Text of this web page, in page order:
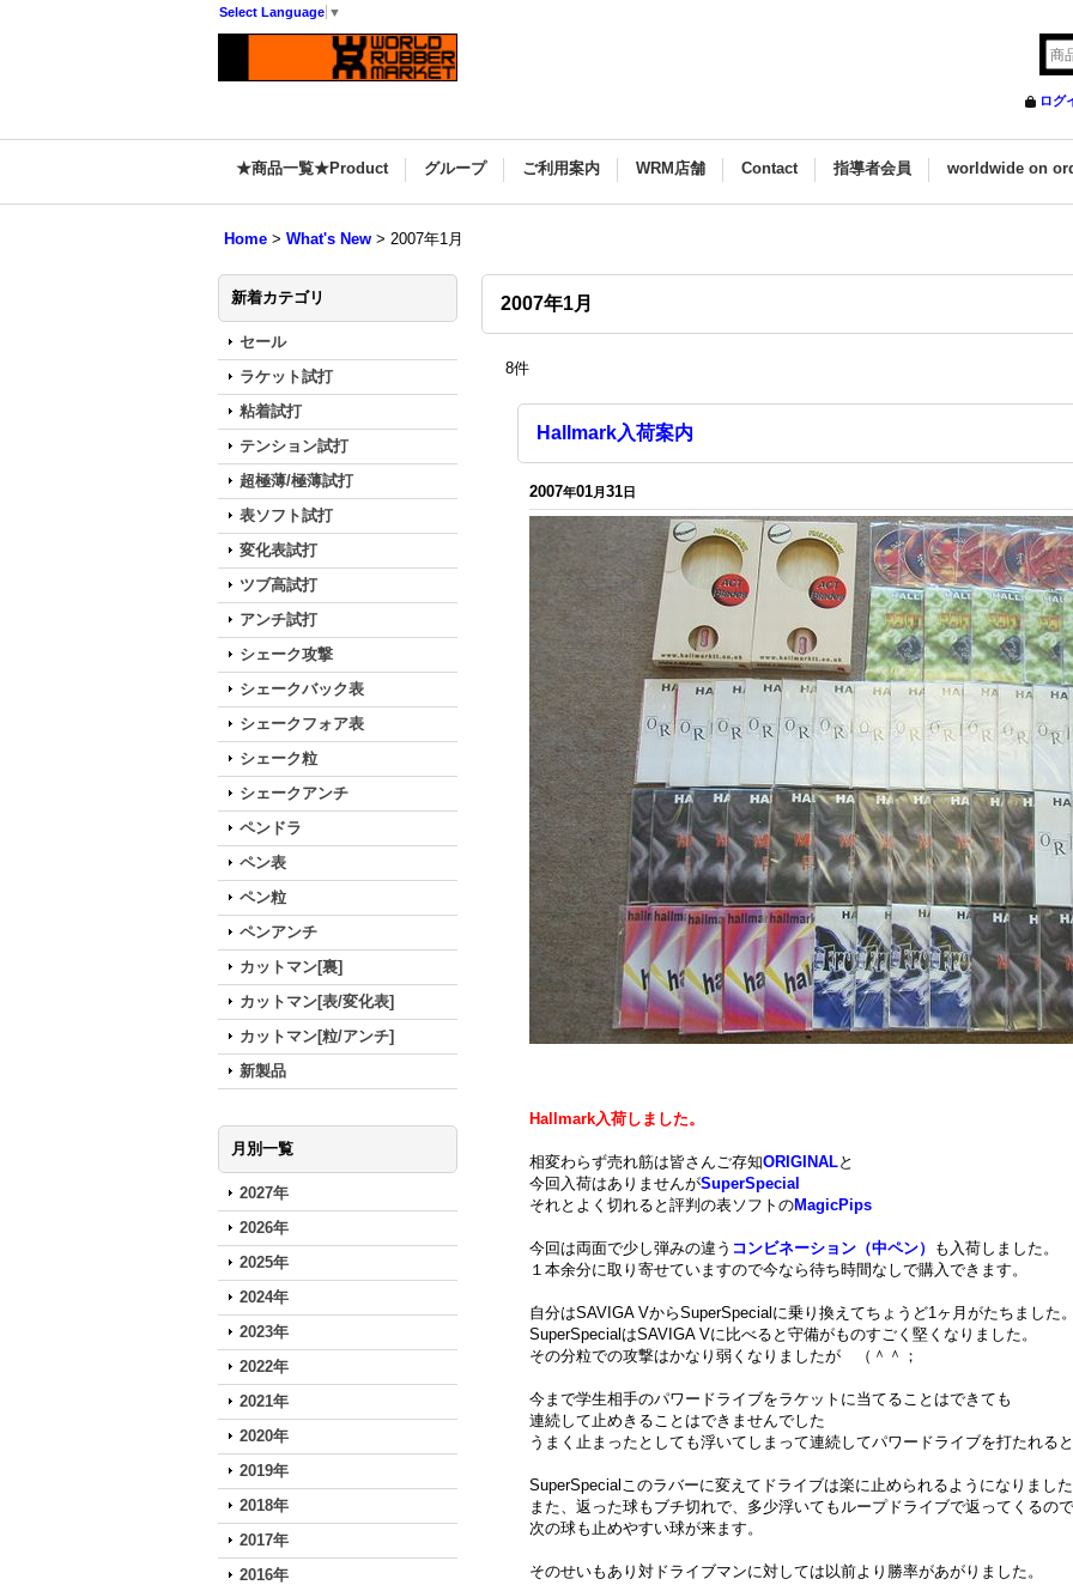
Select Language ▼
ログ
★商品一覧★Product グループ ご利用案内 WRM店舗 Contact 指導者会員 worldwide on
Home > What's New > 2007年1月
新着カテゴリ
セール
ラケット試打
粘着試打
テンション試打
超極薄/極薄試打
表ソフト試打
変化表試打
ツブ高試打
アンチ試打
シェーク攻撃
シェークバック表
シェークフォア表
シェーク粒
シェークアンチ
ペンドラ
ペン表
ペン粒
ペンアンチ
カットマン[裏]
カットマン[表/変化表]
カットマン[粒/アンチ]
新製品
月別一覧
2027年
2026年
2025年
2024年
2023年
2022年
2021年
2020年
2019年
2018年
2017年
2016年
2007年1月
8件
Hallmark入荷案内
2007年01月31日
Hallmark入荷しました。
相変わらず売れ筋は皆さんご存知ORIGINALと
今回入荷はありませんがSuperSpecial
それとよく切れると評判の表ソフトのMagicPips
今回は両面で少し弾みの違う コンビネーション（中ペン）
も入荷しました。
１本余分に取り寄せていますので今なら待ち時間なしで購入できます。
自分はSAVIGA VからSuperSpecialに乗り換えてちょうど1ヶ月がたちました
SuperSpecialはSAVIGA Vに比べると守備がものすごく堅くなりました。
その分粒での攻撃はかなり弱くなりましたが （＾＾；
今まで学生相手のパワードライブをラケットに当てることはできても
連続して止めきることはできませんでした
うまく止まったとしても浮いてしまって連続してパワードライブを打たれる
SuperSpecialこのラバーに変えてドライブは楽に止められるようになりまし
また、返った球もブチ切れで、多少浮いてもループドライブで返ってくるので
次の球も止めやすい球が来ます。
そのせいもあり対ドライブマンに対しては以前より勝率があがりました。